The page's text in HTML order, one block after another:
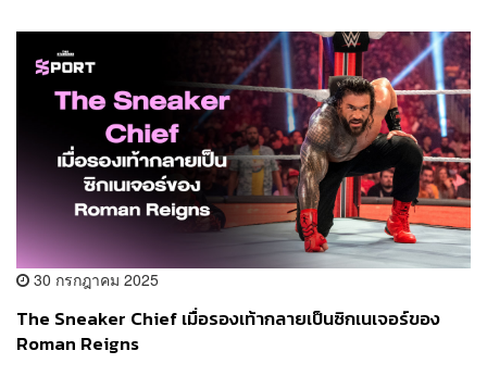
30 กรกฎาคม 2025
The Sneaker Chief เมื่อรองเท้ากลายเป็นซิกเนเจอร์ของ
Roman Reigns